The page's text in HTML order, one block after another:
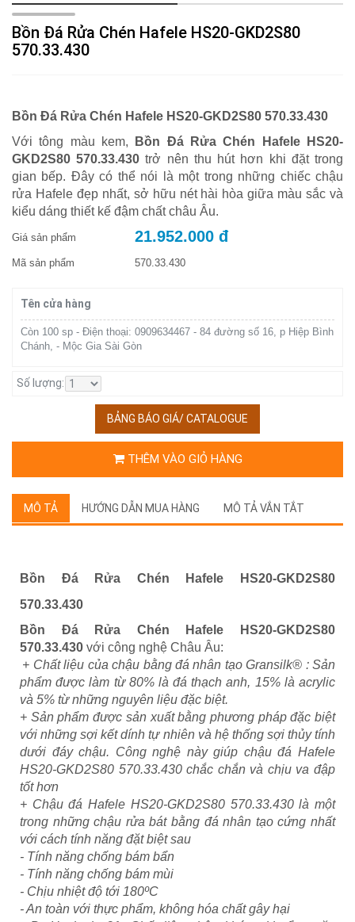
Bồn Đá Rửa Chén Hafele HS20-GKD2S80
570.33.430
Bồn Đá Rửa Chén Hafele HS20-GKD2S80 570.33.430
Với tông màu kem,
Bồn Đá Rửa Chén Hafele HS20-
GKD2S80 570.33.430 trở nên thu hút hơn khi đặt trong
gian bếp. Đây có thể nói là một trong những chiếc chậu
rửa Hafele đẹp nhất, sở hữu nét hài hòa giữa màu sắc và
kiểu dáng thiết kế đậm chất châu Âu.
Giá sản phẩm 21.952.000 đ
Mã sản phẩm 570.33.430
Tên cửa hàng
Còn 100 sp - Điện thoại: 0909634467 - 84 đường số 16, p Hiệp Bình
Chánh, - Mộc Gia Sài Gòn
Số lượng:
BẢNG BÁO GIÁ/ CATALOGUE
THÊM VÀO GIỎ HÀNG
MÔ TẢ HƯỚNG DẪN MUA HÀNG MÔ TẢ VẮN TẮT
Bồn Đá Rửa Chén Hafele HS20-GKD2S80
570.33.430
Bồn Đá Rửa Chén Hafele HS20-GKD2S80
570.33.430 với công nghệ Châu Âu:
+ Chất liệu của chậu bằng đá nhân tạo Gransilk® : Sản
phẩm được làm từ 80% là đá thạch anh, 15% là acrylic
và 5% từ những nguyên liệu đặc biệt.
+ Sản phẩm được sản xuất bằng phương pháp đặc biệt
với những sợi kết dính tự nhiên và hệ thống sợi thủy tính
dưới đáy chậu. Công nghệ này giúp chậu đá Hafele
HS20-GKD2S80 570.33.430 chắc chắn và chịu va đập
tốt hơn
+ Chậu đá Hafele HS20-GKD2S80 570.33.430 là một
trong những chậu rửa bát bằng đá nhân tạo cứng nhất
với cách tính năng đặt biệt sau
- Tính năng chống bám bẩn
- Tính năng chống bám mùi
- Chịu nhiệt độ tới 180ºC
- An toàn với thực phẩm, không hóa chất gây hại